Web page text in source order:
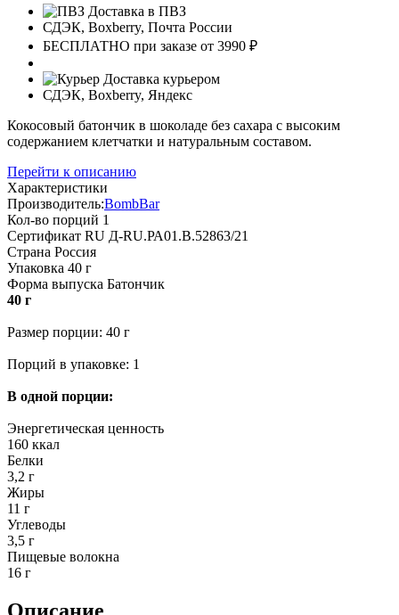
Доставка в ПВЗ
СДЭК, Boxberry, Почта России
БЕСПЛАТНО при заказе от 3990 ₽
Доставка курьером
СДЭК, Boxberry, Яндекс
Кокосовый батончик в шоколаде без сахара с высоким
содержанием клетчатки и натуральным составом.
Перейти к описанию
Характеристики
Производитель:BombBar
Кол-во порций 1
Сертификат RU Д-RU.РА01.B.52863/21
Страна Россия
Упаковка 40 г
Форма выпуска Батончик
40 г
Размер порции: 40 г
Порций в упаковке: 1
В одной порции:
Энергетическая ценность
160 ккал
Белки
3,2 г
Жиры
11 г
Углеводы
3,5 г
Пищевые волокна
16 г
Описание